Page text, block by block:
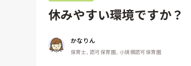
休みやすい環境ですか？
かなりん
保育士, 認可保育園, 小規模認可保育園